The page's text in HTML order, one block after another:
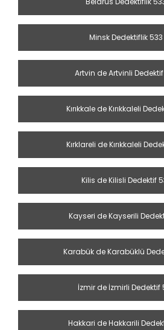
Minsk Dedektiflik
Artvin de Artvinli
Kırıkkale de Kırıkkaleli
Kırklareli de Kırıkkaleli
Kilis de Kilisli Dedektif
Kayseri de Kayserili
Karabük de Karabüklü
İzmir de İzmirli Dedektif
Hakkari de Hakkarili